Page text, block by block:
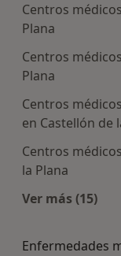
Centros
Plana
Centros
Plana
Centros
en Castellón de
Centros
la Plana
Ver más (15)
Enfermedades